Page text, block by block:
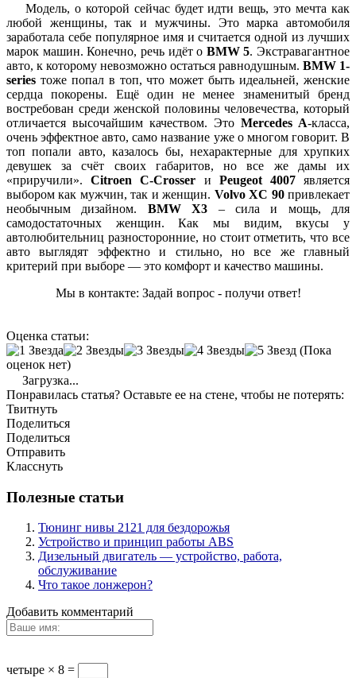
Модель, о которой сейчас будет идти вещь, это мечта как
любой женщины, так и мужчины. Это марка автомобиля
заработала себе популярное имя и считается одной из лучших
марок машин. Конечно, речь идёт о BMW 5. Экстравагантное
авто, к которому невозможно остаться равнодушным. BMW 1-
series тоже попал в топ, что может быть идеальней, женские
сердца покорены. Ещё один не менее знаменитый бренд
востребован среди женской половины человечества, который
отличается высочайшим качеством. Это Mercedes A-класса,
очень эффектное авто, само название уже о многом говорит. В
топ попали авто, казалось бы, нехарактерные для хрупких
девушек за счёт своих габаритов, но все же дамы их
«приручили».Citroen C-Crosser и Peugeot 4007является
выбором как мужчин, так и женщин. Volvo XC 90привлекает
необычным дизайном. BMW X3 – сила и мощь, для
самодостаточных женщин. Как мы видим, вкусы у
автолюбительниц разносторонние, но стоит отметить, что все
авто выглядят эффектно и стильно, но все же главный
критерий при выборе — это комфорт и качество машины.
Мы в контакте: Задай вопрос - получи ответ!
Оценка статьи:
(Пока
оценок нет)
Загрузка...
Понравилась статья? Оставьте ее на стене, чтобы не потерять:
Твитнуть
Поделиться
Поделиться
Отправить
Класснуть
Полезные статьи
Тюнинг нивы 2121 для бездорожья
Устройство и принцип работы ABS
Дизельный двигатель — устройство, работа,
обслуживание
Что такое лонжерон?
Добавить комментарий
четыре × 8 =